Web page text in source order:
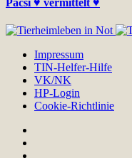
Impressum
TIN-Helfer-Hilfe
VK/NK
HP-Login
Cookie-Richtlinie